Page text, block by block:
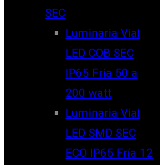
SEC
Luminaria Vial
LED COB SEC
IP65 Fría 50 a
200 watt
Luminaria Vial
LED SMD SEC
ECO IP65 Fría 12